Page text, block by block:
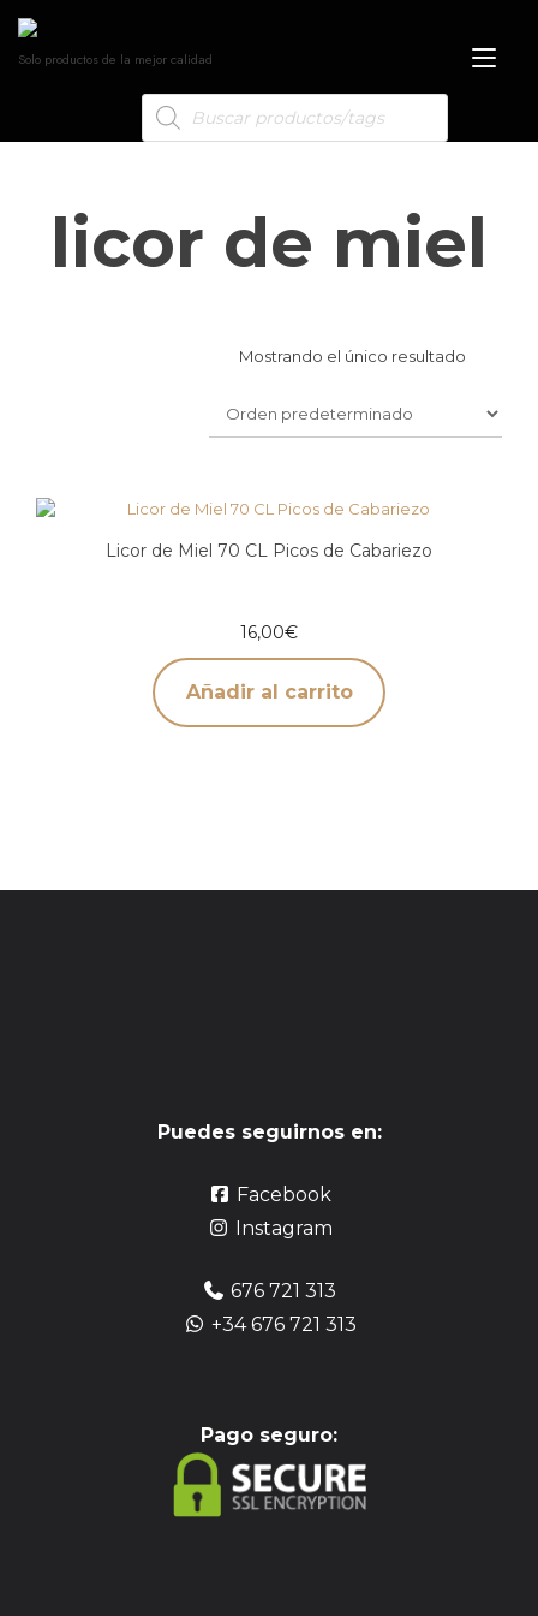
Solo productos de la mejor calidad
licor de miel
Mostrando el único resultado
Licor de Miel 70 CL Picos de Cabariezo
16,00€
Añadir al carrito
Puedes seguirnos en:
Facebook
Instagram
676 721 313
+34 676 721 313
Pago seguro: